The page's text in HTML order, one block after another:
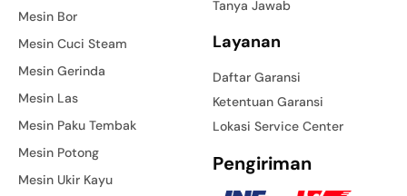
Mesin Bor
Mesin Cuci Steam
Mesin Gerinda
Mesin Las
Mesin Paku Tembak
Mesin Potong
Mesin Ukir Kayu
Tanya Jawab
Layanan
Daftar Garansi
Ketentuan Garansi
Lokasi Service Center
Pengiriman